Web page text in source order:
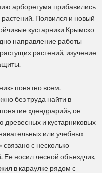
арборетума прибавились
Появился и новый
кустарники Крымско-
направление работы
растений, изучение
понятно всем.
без труда найти в
«дендрарий», он
и кустарниковых
или учебных
связано с несколько
носил лесной объездчик,
в караулке рядом с